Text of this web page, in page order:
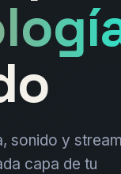
sonido y
capa de tu